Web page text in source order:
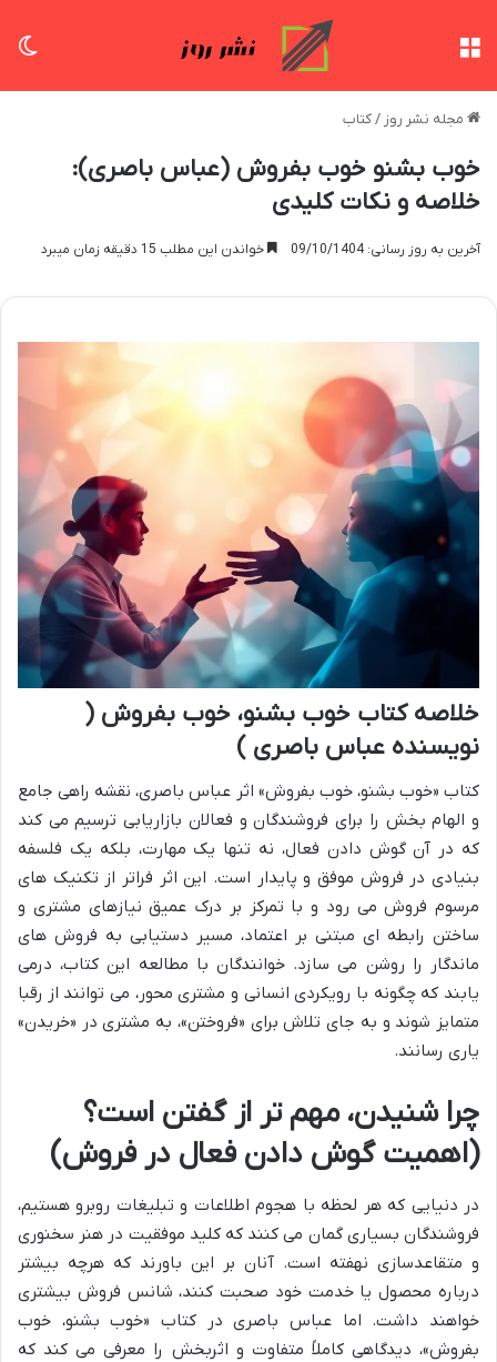
مجله نشر روز /کتاب
خوب بشنو خوب بفروش (عباس باصری):
خلاصه و نکات کلیدی
آخرین به روز رسانی: 09/10/1404 خواندن این مطلب 15 دقیقه زمان میبرد
خلاصه کتاب خوب بشنو، خوب بفروش (
نویسنده عباس باصری )
کتاب «خوب بشنو، خوب بفروش» اثر عباس باصری، نقشه راهی جامع
و الهام بخش را برای فروشندگان و فعالان بازاریابی ترسیم می کند
که در آن گوش دادن فعال، نه تنها یک مهارت، بلکه یک فلسفه
بنیادی در فروش موفق و پایدار است. این اثر فراتر از تکنیک های
مرسوم فروش می رود و با تمرکز بر درک عمیق نیازهای مشتری و
ساختن رابطه ای مبتنی بر اعتماد، مسیر دستیابی به فروش های
ماندگار را روشن می سازد. خوانندگان با مطالعه این کتاب، درمی
یابند که چگونه با رویکردی انسانی و مشتری محور، می توانند از رقبا
متمایز شوند و به جای تلاش برای «فروختن»، به مشتری در «خریدن»
یاری رسانند.
چرا شنیدن، مهم تر از گفتن است؟
(اهمیت گوش دادن فعال در فروش)
در دنیایی که هر لحظه با هجوم اطلاعات و تبلیغات روبرو هستیم،
فروشندگان بسیاری گمان می کنند که کلید موفقیت در هنر سخنوری
و متقاعدسازی نهفته است. آنان بر این باورند که هرچه بیشتر
درباره محصول یا خدمت خود صحبت کنند، شانس فروش بیشتری
خواهند داشت. اما عباس باصری در کتاب «خوب بشنو، خوب
بفروش»، دیدگاهی کاملاً متفاوت و اثربخش را معرفی می کند که